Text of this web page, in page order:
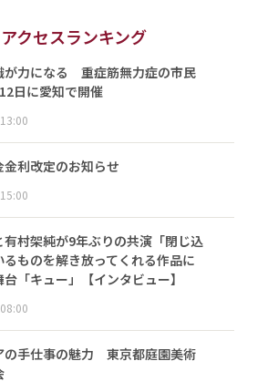
アクセスランキング
が力になる 重症筋無力症の市民
日に愛知で開催
金利改定のお知らせ
有村架純が9年ぶりの共演「閉じ込
るものを解き放ってくれる作品に
「キュー」【インタビュー】
の手仕事の魅力 東京都庭園美術